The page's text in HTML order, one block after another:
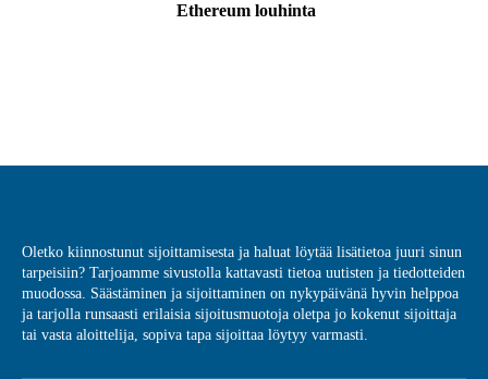
Ethereum louhinta
Oletko kiinnostunut sijoittamisesta ja haluat löytää lisätietoa juuri sinun
tarpeisiin? Tarjoamme sivustolla kattavasti tietoa uutisten ja tiedotteiden
muodossa. Säästäminen ja sijoittaminen on nykypäivänä hyvin helppoa
ja tarjolla runsaasti erilaisia sijoitusmuotoja oletpa jo kokenut sijoittaja
tai vasta aloittelija, sopiva tapa sijoittaa löytyy varmasti.